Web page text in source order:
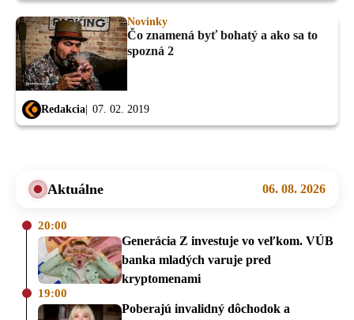
Novinky
Čo znamená byť bohatý a ako sa to
spozná 2
Redakcia 07. 02. 2019
Aktuálne 06. 08. 2026
20:00
Generácia Z investuje vo veľkom. VÚB
banka mladých varuje pred
kryptomenami
19:00
Poberajú invalidný dôchodok a